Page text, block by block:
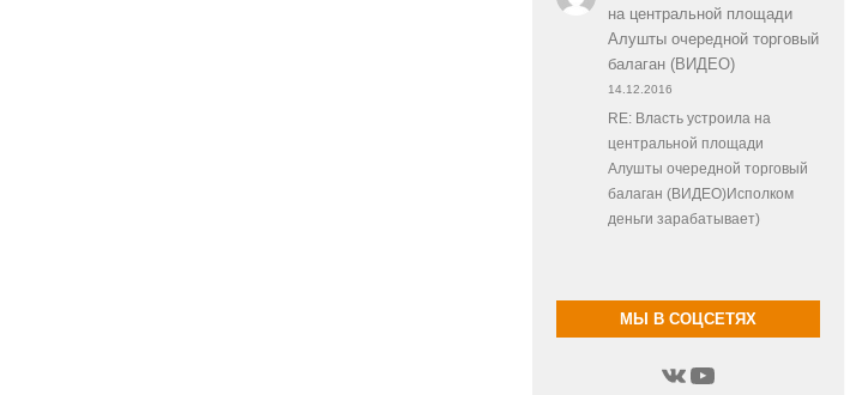
на центральной площади
Алушты очередной торговый
балаган (ВИДЕО)
14.12.2016
RE: Власть устроила на
центральной площади
Алушты очередной торговый
балаган (ВИДЕО)Исполком
деньги зарабатывает)
МЫ В СОЦСЕТЯХ
ВКонтакте
YouTube